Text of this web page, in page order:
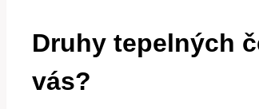
Druhy tepelných
vás?